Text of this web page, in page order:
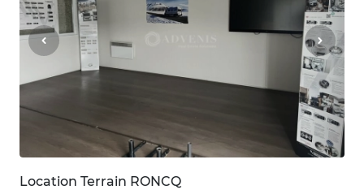
Location Terrain RONCQ